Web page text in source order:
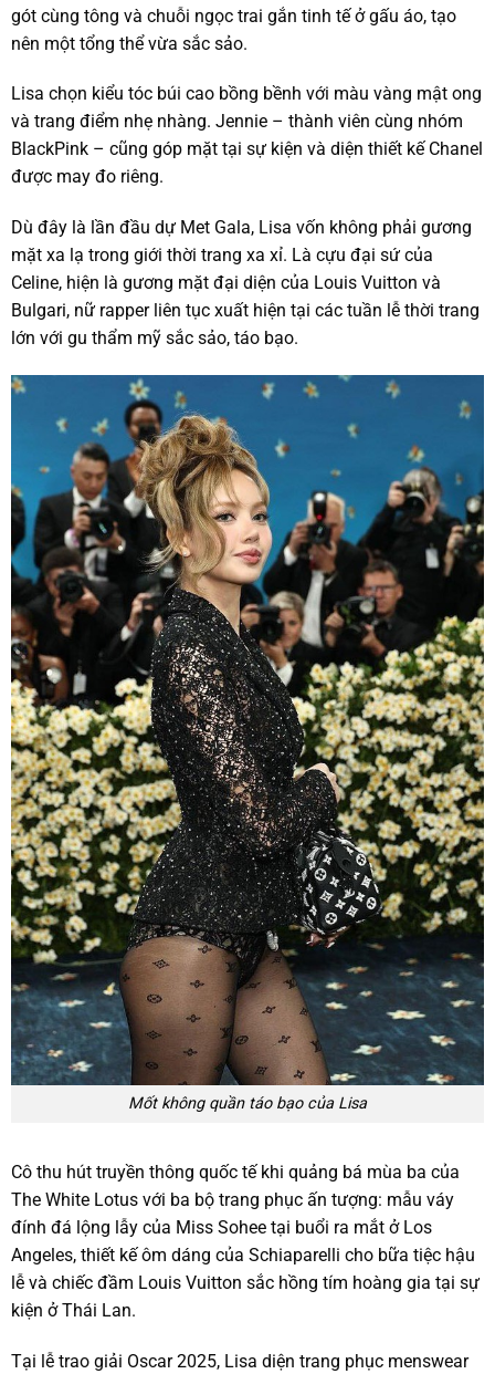
gót cùng tông và chuỗi ngọc trai gắn tinh tế ở gấu áo, tạo
nên một tổng thể vừa sắc sảo.
Lisa chọn kiểu tóc búi cao bồng bềnh với màu vàng mật ong
và trang điểm nhẹ nhàng. Jennie – thành viên cùng nhóm
BlackPink – cũng góp mặt tại sự kiện và diện thiết kế Chanel
được may đo riêng.
Dù đây là lần đầu dự Met Gala, Lisa vốn không phải gương
mặt xa lạ trong giới thời trang xa xỉ. Là cựu đại sứ của
Celine, hiện là gương mặt đại diện của Louis Vuitton và
Bulgari, nữ rapper liên tục xuất hiện tại các tuần lễ thời trang
lớn với gu thẩm mỹ sắc sảo, táo bạo.
Mốt không quần táo bạo của Lisa
Cô thu hút truyền thông quốc tế khi quảng bá mùa ba của
The White Lotus với ba bộ trang phục ấn tượng: mẫu váy
đính đá lộng lẫy của Miss Sohee tại buổi ra mắt ở Los
Angeles, thiết kế ôm dáng của Schiaparelli cho bữa tiệc hậu
lễ và chiếc đầm Louis Vuitton sắc hồng tím hoàng gia tại sự
kiện ở Thái Lan.
Tại lễ trao giải Oscar 2025, Lisa diện trang phục menswear